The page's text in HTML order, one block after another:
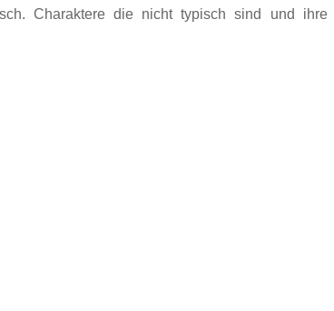
Charaktere die nicht typisch sind und